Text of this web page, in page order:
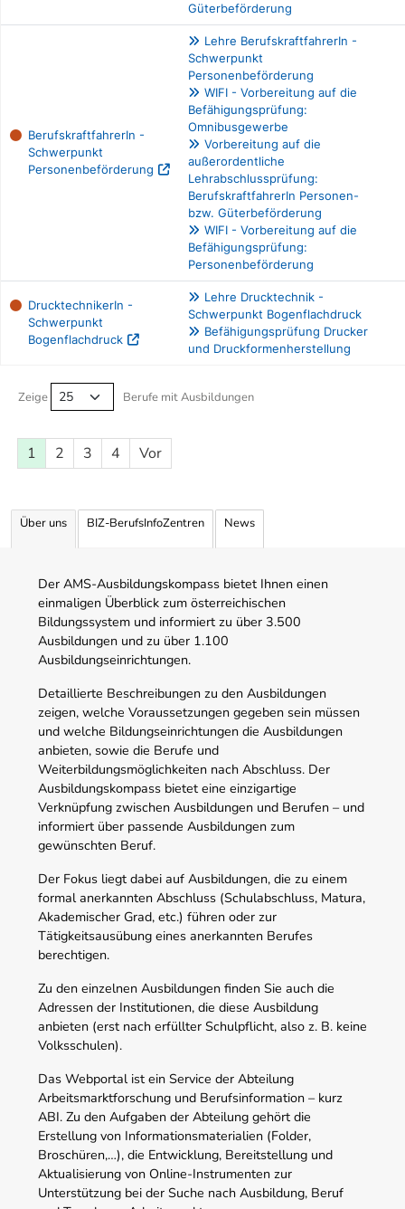
Güterbeförderung
BerufskraftfahrerIn -
Schwerpunkt
Personenbeförderung
Lehre BerufskraftfahrerIn -
Schwerpunkt
Personenbeförderung
WIFI - Vorbereitung auf die
Befähigungsprüfung:
Omnibusgewerbe
Vorbereitung auf die
außerordentliche
Lehrabschlussprüfung:
BerufskraftfahrerIn Personen-
bzw. Güterbeförderung
WIFI - Vorbereitung auf die
Befähigungsprüfung:
Personenbeförderung
DrucktechnikerIn -
Schwerpunkt
Bogenflachdruck
Lehre Drucktechnik -
Schwerpunkt Bogenflachdruck
Befähigungsprüfung Drucker
und Druckformenherstellung
Zeige Berufe mit Ausbildungen
1 2 3 4 Vor
Über uns BIZ-BerufsInfoZentren News
Der AMS-Ausbildungskompass bietet Ihnen einen
einmaligen Überblick zum österreichischen
Bildungssystem und informiert zu über 3.500
Ausbildungen und zu über 1.100
Ausbildungseinrichtungen.
Detaillierte Beschreibungen zu den Ausbildungen
zeigen, welche Voraussetzungen gegeben sein müssen
und welche Bildungseinrichtungen die Ausbildungen
anbieten, sowie die Berufe und
Weiterbildungsmöglichkeiten nach Abschluss. Der
Ausbildungskompass bietet eine einzigartige
Verknüpfung zwischen Ausbildungen und Berufen – und
informiert über passende Ausbildungen zum
gewünschten Beruf.
Der Fokus liegt dabei auf Ausbildungen, die zu einem
formal anerkannten Abschluss (Schulabschluss, Matura,
Akademischer Grad, etc.) führen oder zur
Tätigkeitsausübung eines anerkannten Berufes
berechtigen.
Zu den einzelnen Ausbildungen finden Sie auch die
Adressen der Institutionen, die diese Ausbildung
anbieten (erst nach erfüllter Schulpflicht, also z. B. keine
Volksschulen).
Das Webportal ist ein Service der Abteilung
Arbeitsmarktforschung und Berufsinformation – kurz
ABI. Zu den Aufgaben der Abteilung gehört die
Erstellung von Informationsmaterialien (Folder,
Broschüren,…), die Entwicklung, Bereitstellung und
Aktualisierung von Online-Instrumenten zur
Unterstützung bei der Suche nach Ausbildung, Beruf